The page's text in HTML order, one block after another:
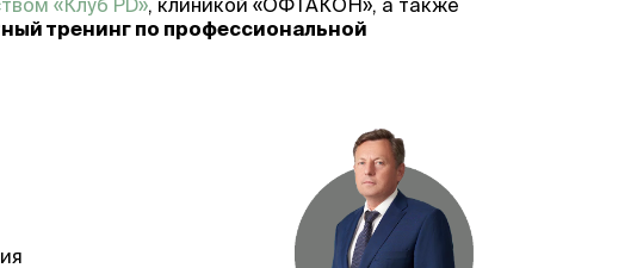
«Клуб PD», клиникой «ОФТАКОН», а также
тренинг по профессиональной